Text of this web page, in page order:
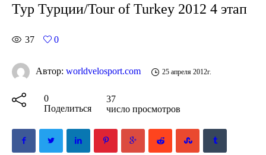
Тур Турции/Tour of Turkey 2012 4 этап
37 0
Автор: worldvelosport.com 25 апреля 2012г.
0
Поделиться
37
число просмотров